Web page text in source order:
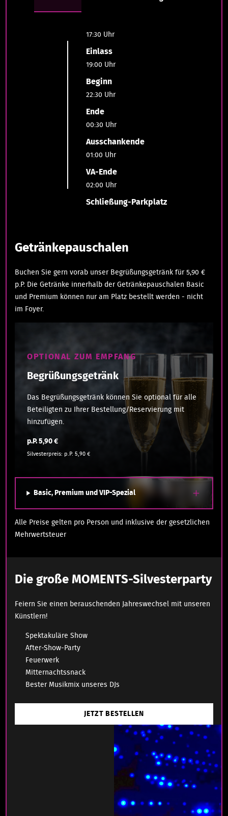
17:30 Uhr
Einlass
19:00 Uhr
Beginn
22:30 Uhr
Ende
00:30 Uhr
Ausschankende
01:00 Uhr
VA-Ende
02:00 Uhr
Schließung-Parkplatz
Getränkepauschalen
Buchen Sie gern vorab unser Begrüßungsgetränk für 5,90 €
p.P. Die Getränke innerhalb der Getränkepauschalen Basic
und Premium können nur am Platz bestellt werden - nicht
im Foyer.
OPTIONAL ZUM EMPFANG
Begrüßungsgetränk
Das Begrüßungsgetränk können Sie optional für alle
Beteiligten zu Ihrer Bestellung/Reservierung mit
hinzufügen.
p.P. 5,90 €
Silvesterpreis: p.P. 5,90 €
Basic, Premium und VIP-Spezial
Alle Preise gelten pro Person und inklusive der gesetzlichen
Mehrwertsteuer
Die große MOMENTS-Silvesterparty
Feiern Sie einen berauschenden Jahreswechsel mit unseren
Künstlern!
Spektakuläre Show
After-Show-Party
Feuerwerk
Mitternachtssnack
Bester Musikmix unseres DJs
JETZT BESTELLEN